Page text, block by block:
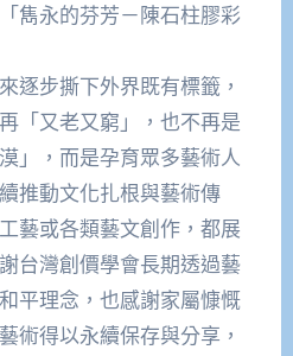
雋永的芬芳－陳石柱膠彩
逐步撕下外界既有標籤，
「又老又窮」，也不再是
」，而是孕育眾多藝術人
推動文化扎根與藝術傳
藝或各類藝文創作，都展
台灣創價學會長期透過藝
平理念，也感謝家屬慷慨
術得以永續保存與分享，